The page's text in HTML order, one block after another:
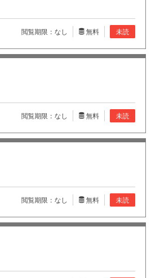
未読
無料
閲覧期限：なし
未読
無料
閲覧期限：なし
未読
無料
閲覧期限：なし